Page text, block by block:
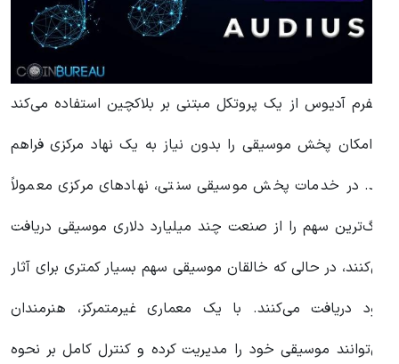
آدیوس از یک پروتکل مبتنی بر بلاکچین استفاده می‌کند
امکان پخش موسیقی را بدون نیاز به یک نهاد مرکزی فراهم
در خدمات پخش موسیقی سنتی، نهادهای مرکزی معمولاً
سهم را از صنعت چند میلیارد دلاری موسیقی دریافت
در حالی که خالقان موسیقی سهم بسیار کمتری برای آثار
دریافت می‌کنند. با یک معماری غیرمتمرکز، هنرمندان
موسیقی خود را مدیریت کرده و کنترل کامل بر نحوه